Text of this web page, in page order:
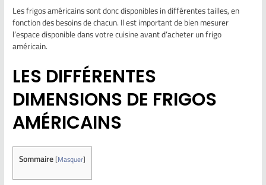
Les frigos américains sont donc disponibles in différentes tailles, en
fonction des besoins de chacun. Il est important de bien mesurer
l’espace disponible dans votre cuisine avant d’acheter un frigo
américain.
LES DIFFÉRENTES
DIMENSIONS DE FRIGOS
AMÉRICAINS
Sommaire[Masquer]